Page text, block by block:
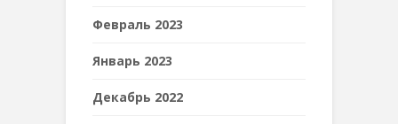
Февраль 2023
Январь 2023
Декабрь 2022